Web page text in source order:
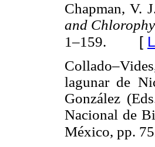
Chapman, V.
and
1–159. [
lagunar de
González
Nacional de
México, pp.